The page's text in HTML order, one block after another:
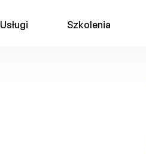
Usługi Szkolenia